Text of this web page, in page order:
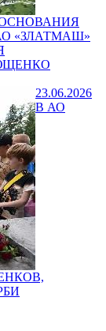
ОСНОВАНИЯ
«ЗЛАТМАШ»
23.06.2026
В АО